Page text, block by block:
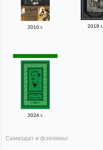
2010 г. 2019 г.
2024 г.
Самиздат и фэнзины: